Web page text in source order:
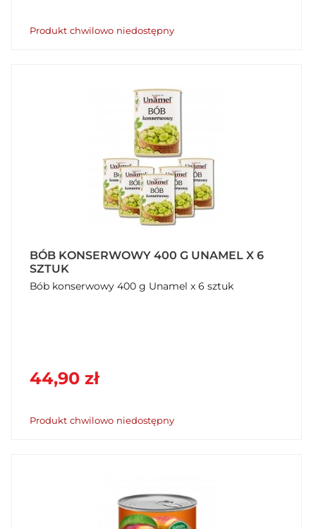
Produkt chwilowo niedostępny
BÓB KONSERWOWY 400 G UNAMEL X 6
SZTUK
Bób konserwowy 400 g Unamel x 6 sztuk
44,90 zł
Produkt chwilowo niedostępny